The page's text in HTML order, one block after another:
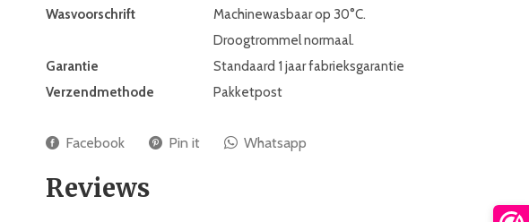
Wasvoorschrift
Machinewasbaar op 30°C.
Droogtrommel normaal.
Garantie
Standaard 1 jaar fabrieksgarantie
Verzendmethode
Pakketpost
Facebook Pin it Whatsapp
Reviews